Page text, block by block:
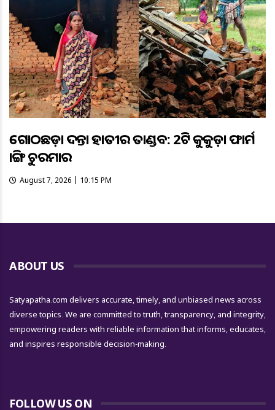
ଗୋଠଛଡ଼ା ଦନ୍ତା ହାତୀର ତାଣ୍ଡବ: 2ଟି କୁକୁଡ଼ା ଫାର୍ମ
ଭାଙ୍ଗି ଚୁରମାର
August 7, 2026 | 10:15 PM
ABOUT US
Satyapatha.com delivers accurate, timely, and unbiased news across
diverse topics. We are committed to truth, transparency, and integrity,
empowering readers with reliable information that informs, educates,
and inspires responsible decision-making.
FOLLOW US ON